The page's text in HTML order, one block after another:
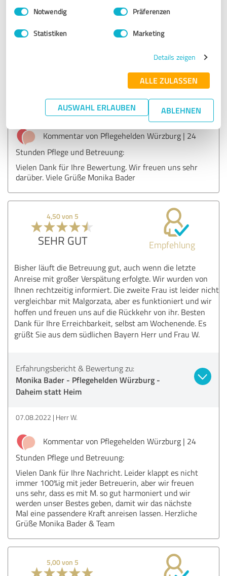
Impressum Datenschutzbestimmungen
Einwilligungsauswahl
Notwendig Präferenzen
Statistiken Marketing
Details zeigen
ALLE ZULASSEN
AUSWAHL ERLAUBEN ABLEHNEN
Sehr gute Kommunikation. Seriöse Auftragsabwicklung.
Monika Bader - Pflegehelden Würzburg -
Anonym
Kommentar von Pflegehelden Würzburg | 24
Stunden Pflege und Betreuung:
Vielen Dank für Ihre Bewertung. Wir freuen uns sehr
darüber. Viele Grüße Monika Bader
4,50 von 5
SEHR GUT Empfehlung
Bisher läuft die Betreuung gut, auch wenn die letzte
Anreise mit großer Verspätung erfolgte. Wir wurden von
Ihnen rechtzeitig informiert. Die zweite Frau ist leider nicht
vergleichbar mit Malgorzata, aber es funktioniert und wir
hoffen und freuen uns auf die Rückkehr von ihr. Besten
Dank für Ihre Erreichbarkeit, selbst am Wochenende. Es
grüßt Sie aus dem südlichen Bayern Herr und Frau W.
Erfahrungsbericht & Bewertung zu:
Monika Bader - Pflegehelden Würzburg -
Daheim statt Heim
07.08.2022 Herr W.
Kommentar von Pflegehelden Würzburg | 24
Stunden Pflege und Betreuung:
Vielen Dank für Ihre Nachricht. Leider klappt es nicht
immer 100%ig mit jeder Betreuerin, aber wir freuen
uns sehr, dass es mit M. so gut harmoniert und wir
werden unser Bestes geben, damit wir das nächste
Mal eine passendere Kraft anreisen lassen. Herzliche
Grüße Monika Bader & Team
5,00 von 5